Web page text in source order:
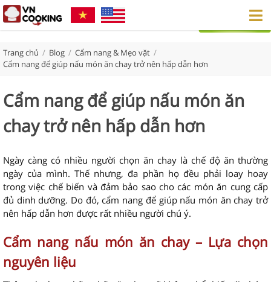
Trang chủ / Blog / Cẩm nang & Mẹo vặt /
Cẩm nang để giúp nấu món ăn chay trở nên hấp dẫn hơn
Cẩm nang để giúp nấu món ăn
chay trở nên hấp dẫn hơn
Ngày càng có nhiều người chọn ăn chay là chế độ ăn thường
ngày của mình. Thế nhưng, đa phần họ đều phải loay hoay
trong việc chế biến và đảm bảo sao cho các món ăn cung cấp
đủ dinh dưỡng. Do đó, cẩm nang để giúp nấu món ăn chay trở
nên hấp dẫn hơn được rất nhiều người chú ý.
Cẩm nang nấu món ăn chay – Lựa chọn
nguyên liệu